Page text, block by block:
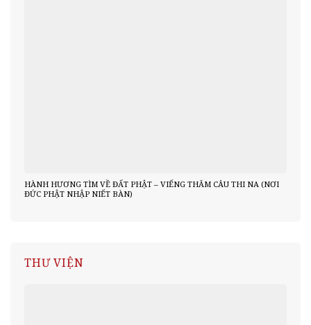
HÀNH HƯƠNG TÌM VỀ ĐẤT PHẬT – VIẾNG THĂM CÂU THI NA (NƠI
ĐỨC PHẬT NHẬP NIẾT BÀN)
THƯ VIỆN